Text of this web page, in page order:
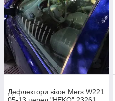
Дефлектори вікон Mers W221